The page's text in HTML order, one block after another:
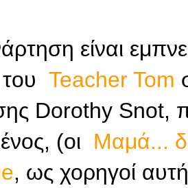
είναι
Teacher Tom
Dorothy Snot,
(οι Μαμά...
, ως χορηγοί